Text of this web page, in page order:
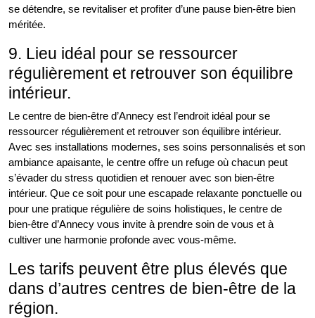
se détendre, se revitaliser et profiter d’une pause bien-être bien
méritée.
9. Lieu idéal pour se ressourcer
régulièrement et retrouver son équilibre
intérieur.
Le centre de bien-être d’Annecy est l’endroit idéal pour se
ressourcer régulièrement et retrouver son équilibre intérieur.
Avec ses installations modernes, ses soins personnalisés et son
ambiance apaisante, le centre offre un refuge où chacun peut
s’évader du stress quotidien et renouer avec son bien-être
intérieur. Que ce soit pour une escapade relaxante ponctuelle ou
pour une pratique régulière de soins holistiques, le centre de
bien-être d’Annecy vous invite à prendre soin de vous et à
cultiver une harmonie profonde avec vous-même.
Les tarifs peuvent être plus élevés que
dans d’autres centres de bien-être de la
région.